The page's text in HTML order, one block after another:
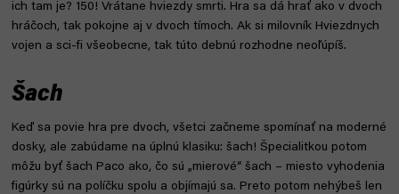
ich tam je? 150! Vrátane hviezdy smrti. Hra sa dá hrať ako v dvoch
hráčoch, tak pokojne aj v dvoch tímoch. Ak si milovník Hviezdnych
vojen a sci-fi všeobecne, tak túto debnú rozhodne neoľúpíš.
Šach
Keď sa povie hra pre dvoch, všetci začneme spomínať na moderné
dosky, ale zabúdame na úplnú klasiku: šach! Špecialitkou potom
môžu byť šach Paco ako, čo sú „mierové“ šach – miesto vyhodenia
figúrky sú na políčku spolu a objímajú sa. Preto potom nehýbeš len